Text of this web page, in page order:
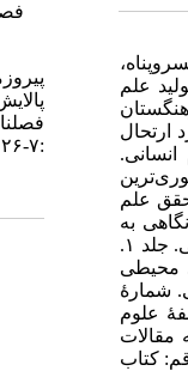
:۷-۲۶
در بایسته‌های تولید علم
ارتحال
انسانی.
سراج‌زاده، سید حسین. ۱۳۹۵. «انتقاد؛ محوری‌ترین
امکان و راهکارهای تحقق علم
انسانی با نگاهی به
مؤلفه‌ها و آسیب‌های مطرح در آن». فصلنامۀ مطالعات معرفتی در دانشگاه اسلامی. شمارۀ ۴. کلینی، محمد بن یعقوب. ۱۳۶۹. اصول کافی. جلد ۱.
محیطی
شمارۀ
۱۳۸۹. جستارهایی در فلسفۀ علوم
مجموعه مقالات
کتاب